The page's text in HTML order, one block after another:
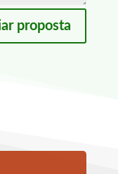
proposta